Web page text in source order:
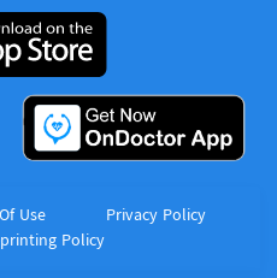
Use
Privacy Policy
Policy